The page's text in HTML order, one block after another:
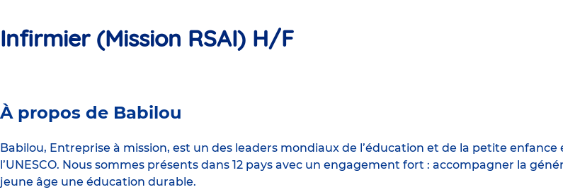
Infirmier (Mission RSAI) H/F
Babilou
Villefranche
Voisin
À propos de Babilou
Babilou, Entreprise à mission, est un des leaders mondiaux de l’éducation et de la petite
l’UNESCO. Nous sommes présents dans 12 pays avec un engagement fort : accompagner la
jeune âge une éducation durable.